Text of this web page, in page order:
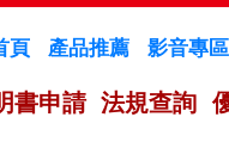
書申請 法規查詢
頁 產品推薦 影音專區